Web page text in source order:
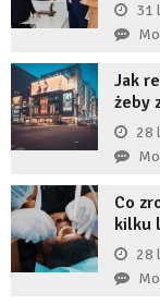
31
Jak
żeby
28
Co
kilku
28